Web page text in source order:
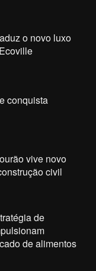
o novo luxo
conquista
vive novo
civil
de
de alimentos